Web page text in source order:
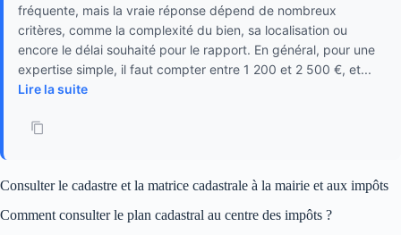
fréquente, mais la vraie réponse dépend de nombreux
critères, comme la complexité du bien, sa localisation ou
encore le délai souhaité pour le rapport. En général, pour une
expertise simple, il faut compter entre 1 200 et 2 500 €, et...
Lire la suite
Consulter le cadastre et la matrice cadastrale à la mairie et aux impôts
Comment consulter le plan cadastral au centre des impôts ?